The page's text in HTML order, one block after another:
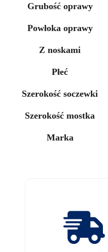
Grubość oprawy
Powłoka oprawy
Z noskami
Płeć
Szerokość soczewki
Szerokość mostka
Marka